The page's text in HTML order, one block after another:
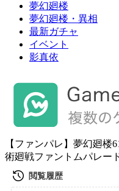
夢幻廻楼
夢幻廻楼・異相
最新ガチャ
イベント
影真依
【ファンパレ】夢幻廻楼
術廻戦ファントムパレード